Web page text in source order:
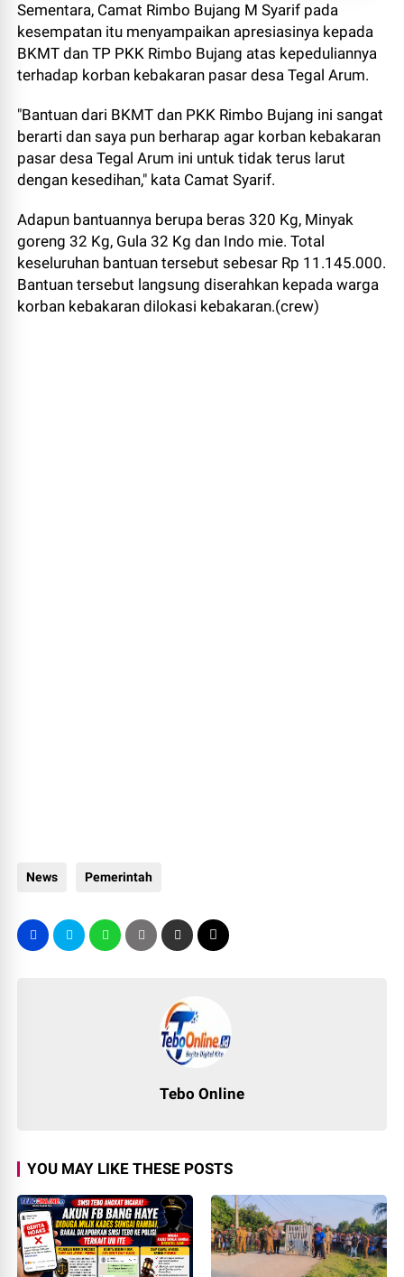
Sementara, Camat Rimbo Bujang M Syarif pada
kesempatan itu menyampaikan apresiasinya kepada
BKMT dan TP PKK Rimbo Bujang atas kepeduliannya
terhadap korban kebakaran pasar desa Tegal Arum.
"Bantuan dari BKMT dan PKK Rimbo Bujang ini sangat
berarti dan saya pun berharap agar korban kebakaran
pasar desa Tegal Arum ini untuk tidak terus larut
dengan kesedihan," kata Camat Syarif.
Adapun bantuannya berupa beras 320 Kg, Minyak
goreng 32 Kg, Gula 32 Kg dan Indo mie. Total
keseluruhan bantuan tersebut sebesar Rp 11.145.000.
Bantuan tersebut langsung diserahkan kepada warga
korban kebakaran dilokasi kebakaran.(crew)
News Pemerintah
Tebo Online
YOU MAY LIKE THESE POSTS